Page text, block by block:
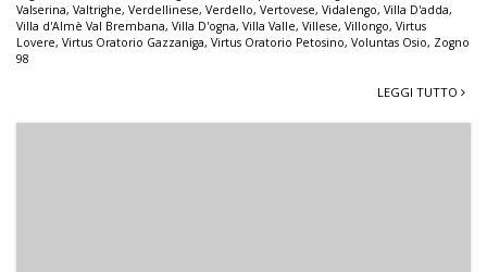
Valserina, Valtrighe, Verdellinese, Verdello, Vertovese, Vidalengo, Villa D'adda,
Villa d'Almè Val Brembana, Villa D'ogna, Villa Valle, Villese, Villongo, Virtus
Lovere, Virtus Oratorio Gazzaniga, Virtus Oratorio Petosino, Voluntas Osio, Zogno
98
LEGGI TUTTO